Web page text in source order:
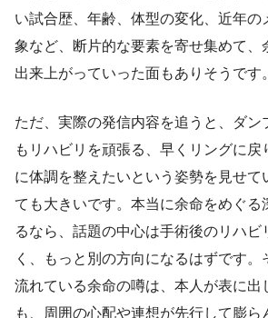
い試合歴、年齢、体型の変化、近年の
象など、断片的な要素を寄せ集めて、
出来上がっていった面もありそうです。
ただ、実際の発信内容を追うと、ダン
もリハビリを頑張る、早くリングに戻
に体調を整えたいという姿勢を見せて
ても大きいです。本当に余命をめぐる
るなら、話題の中心は手術後のリハビ
く、もっと別の方向になるはずです。
流れている余命の噂は、本人が表に出
も、周囲の心配や連想が先行して膨ら